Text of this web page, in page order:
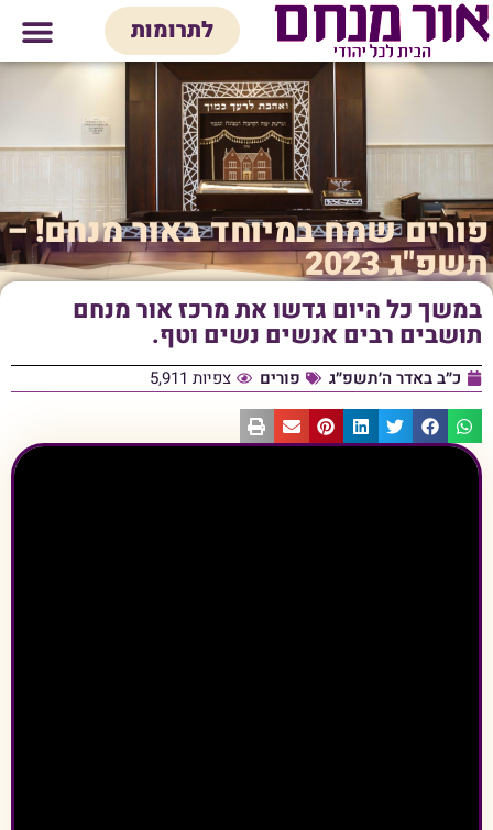
לתוכן
לתרומות
פורים שמח במיוחד באור מנחם! –
תשפ"ג 2023
במשך כל היום גדשו את מרכז אור מנחם
תושבים רבים אנשים נשים וטף.
כ״ב באדר ה׳תשפ״ג פורים צפיות 5,911